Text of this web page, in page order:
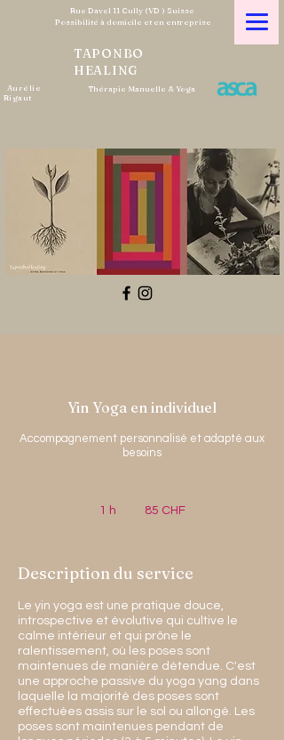
TAPONBO
HEALING
Aurélie
Rigaut
Rue Davel 11 Cully (VD ) Suisse
Possibilité à domicile et en entreprise
Thérapie Manuelle & Yoga
Yin Yoga en individuel
Accompagnement personnalisé et adapté aux
besoins
1 h
suisses85 CHF
Description du service
Le yin yoga est une pratique douce,
introspective et évolutive qui cultive le
calme intérieur et qui prône le
ralentissement, où les poses sont
maintenues de manière détendue. C'est
une approche passive du yoga yang dans
laquelle la majorité des poses sont
effectuées assis sur le sol ou allongé. Les
poses sont maintenues pendant de